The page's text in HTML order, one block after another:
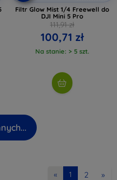
Filtr Glow Mist 1/4 Freewell do
DJI Mini 5 Pro
111,91 zł
100,71 zł
Na stanie: > 5 szt.
« 1 2 »